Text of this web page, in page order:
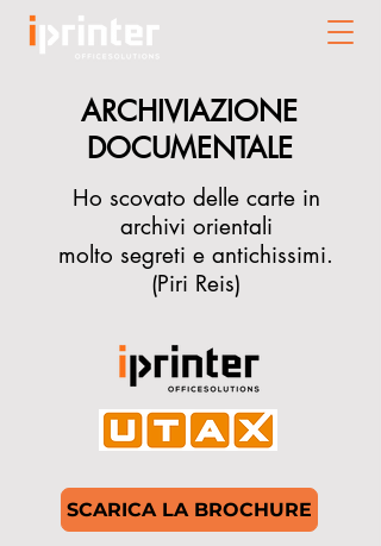
ARCHIVIAZIONE
DOCUMENTALE
Ho scovato delle carte in
archivi orientali
molto segreti e antichissimi.
(Piri Reis)
SCARICA LA BROCHURE